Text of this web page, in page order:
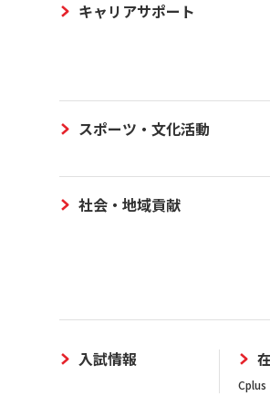
キャリアサポート
スポーツ・文化活動
社会・地域貢献
入試情報
Cplus